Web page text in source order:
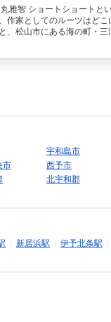
雅智 ショートショートと
作家としてのルーツはど
、松山市にある海の町・
宇和島市
市 西予市
北宇和郡
新居浜駅 伊予北条駅